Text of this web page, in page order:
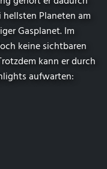
Planeten am
Gasplanet. Im
keine sichtbaren
kann er durch
aufwarten: